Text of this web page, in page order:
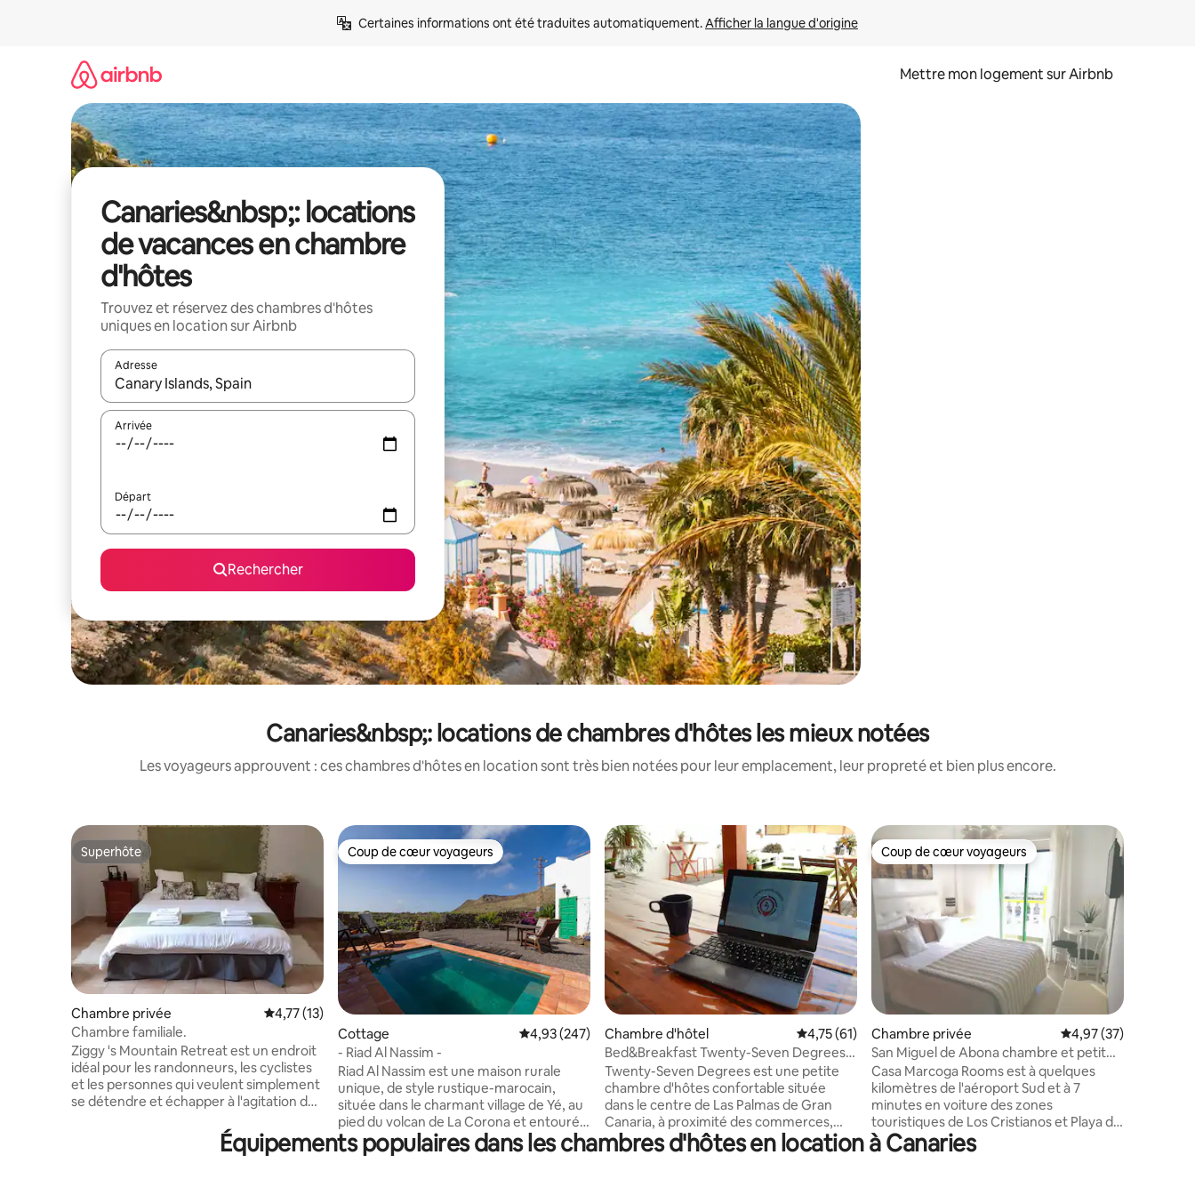
Certaines informations ont été traduites automatiquement. Afficher la langue d'origine
Mettre mon logement sur Airbnb
Canaries&nbsp;: locations
de vacances en chambre
d'hôtes
Trouvez et réservez des chambres d'hôtes
uniques en location sur Airbnb
Adresse
Lorsque les résultats s'affichent, utilisez les flèches vers le haut et vers le bas pour les parcourir ou en appuyant et en faisant glisser.
Arrivée
Départ
Rechercher
Canaries&nbsp;: locations de chambres d'hôtes les mieux notées
Les voyageurs approuvent : ces chambres d'hôtes en location sont très bien notées pour leur emplacement, leur propreté et bien plus encore.
Superhôte
Superhôte
Chambre privée Évaluation moyenne sur la base de 13 commentaires : 4,77 sur 5
4,77 (13)
Chambre familiale.
Ziggy 's Mountain Retreat est un endroit
idéal pour les randonneurs, les cyclistes
et les personnes qui veulent simplement
se détendre et échapper à l'agitation de
Vilaflor qui est le plus haut village des îles
Canaries. Emplacement fantastique pour
Coup de cœur voyageurs
Coup de cœur voyageurs
Cottage Évaluation moyenne sur la base de 247 commentaires : 4,93 sur 5
4,93 (247)
- Riad Al Nassim -
Riad Al Nassim est une maison rurale
unique, de style rustique-marocain,
située dans le charmant village de Yé, au
pied du volcan de La Corona et entourée
de vignes cultivées sur des cendres
volcaniques. Il dispose de trois grandes
Chambre d'hôtel Évaluation moyenne sur la base de 61 commentaires : 4,75 sur 5
4,75 (61)
Bed&Breakfast Twenty-Seven Degrees.
Chambre à deux lits
Twenty-Seven Degrees est une petite
chambre d'hôtes confortable située
dans le centre de Las Palmas de Gran
Canaria, à proximité des commerces,
des musées, des plages et de tous les
services que la ville offre. Nous
Coup de cœur voyageurs
Coup de cœur voyageurs
Chambre privée Évaluation moyenne
4,97 (37)
San Miguel de Abona chambre et petit
déjeuner
Casa Marcoga Rooms est à quelques
kilomètres de l'aéroport Sud et à 7
minutes en voiture des zones
touristiques de Los Cristianos et Playa de
Las Américas. La chambre est située à
l'étage de la maison et dispose d'une salle
Équipements populaires dans les chambres d'hôtes en location à Canaries